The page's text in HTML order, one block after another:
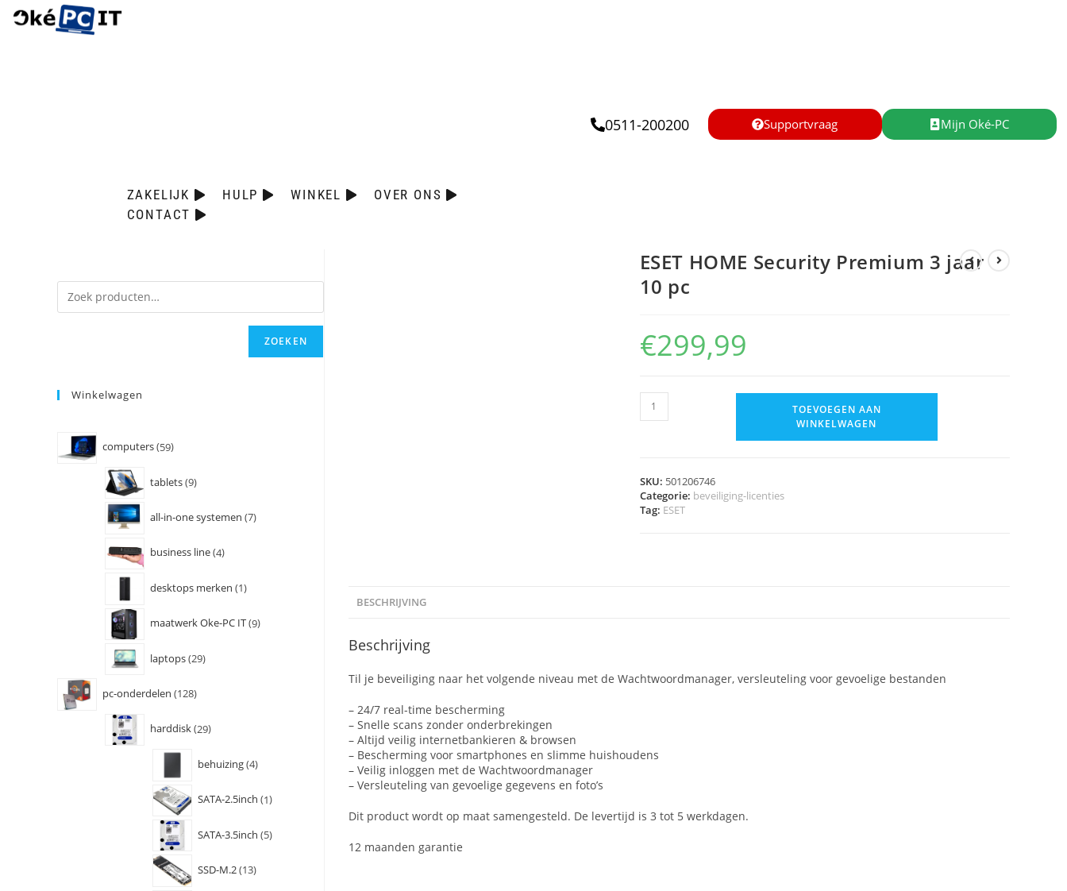
ZAKELIJK HULP WINKEL
OVER ONS
CONTACT
0511-200200 Supportvraag Mijn Oké-PC
ESET HOME Security Premium 3 jaar
10 pc
€299,99
TOEVOEGEN AAN
WINKELWAGEN
SKU: 501206746
Categorie: beveiliging-licenties
Tag: ESET
BESCHRIJVING
Beschrijving
Til je beveiliging naar het volgende niveau met de Wachtwoordmanager, versleuteling voor gevoelige bestanden
– 24/7 real-time bescherming
– Snelle scans zonder onderbrekingen
– Altijd veilig internetbankieren & browsen
– Bescherming voor smartphones en slimme huishoudens
– Veilig inloggen met de Wachtwoordmanager
– Versleuteling van gevoelige gegevens en foto’s
Dit product wordt op maat samengesteld. De levertijd is 3 tot 5 werkdagen.
12 maanden garantie
ZOEKEN
Winkelwagen
computers 59
tablets 9
all-in-one systemen 7
business line 4
desktops merken 1
maatwerk Oke-PC IT 9
laptops 29
pc-onderdelen 128
harddisk 29
behuizing 4
SATA-2.5inch 1
SATA-3.5inch 5
SSD-M.2 13